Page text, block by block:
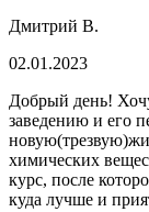
Дмитрий В.
02.01.2023
Добрый день!
заведению и его
химических
курс, после
куда лучше и